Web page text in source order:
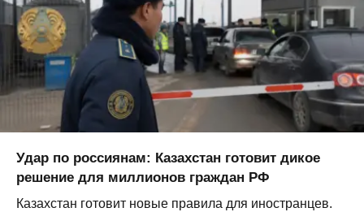
Удар по россиянам: Казахстан готовит дикое
решение для миллионов граждан РФ
Казахстан готовит новые правила для иностранцев.